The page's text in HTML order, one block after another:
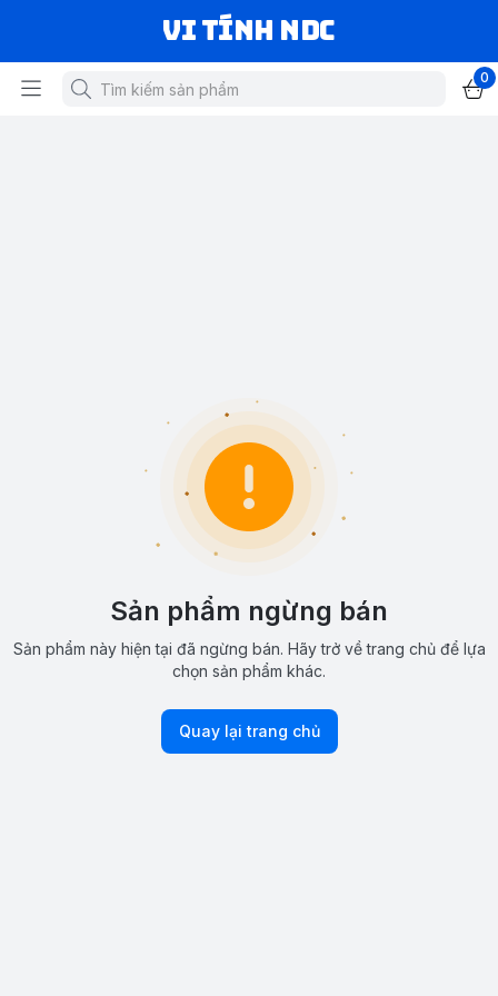
VI TÍNH NDC
0
Sản phẩm ngừng bán
Sản phẩm này hiện tại đã ngừng bán. Hãy trở về trang chủ để lựa
chọn sản phẩm khác.
Quay lại trang chủ